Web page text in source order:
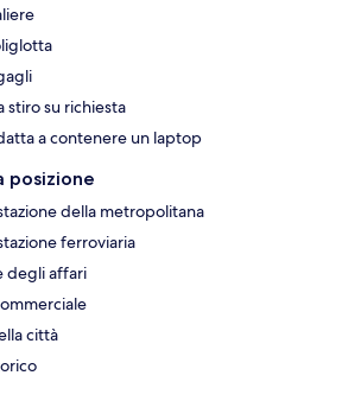
stiro su richiesta
a contenere un laptop
posizione
della metropolitana
ferroviaria
degli affari
città